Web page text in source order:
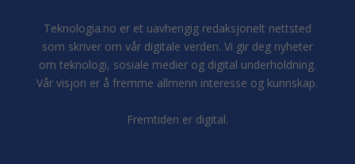
Teknologia.no er et uavhengig redaksjonelt nettsted
som skriver om vår digitale verden. Vi gir deg nyheter
om teknologi, sosiale medier og digital underholdning.
Vår visjon er å fremme allmenn interesse og kunnskap.
Fremtiden er digital.